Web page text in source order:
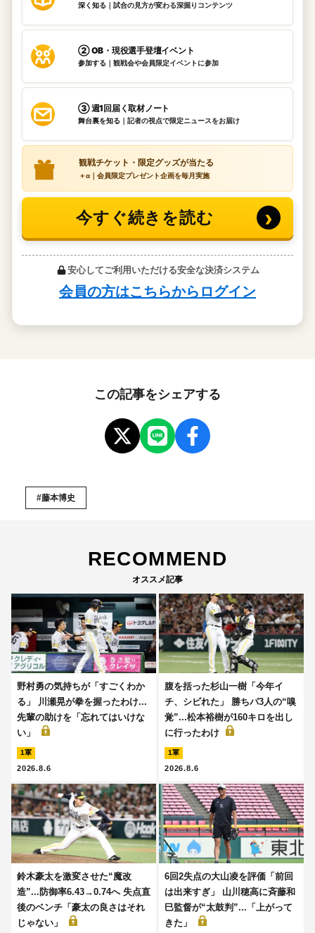
この記事をシェアする
#藤本博史
RECOMMEND
オススメ記事
野村勇の気持ちが「すごくわか
る」 川瀬晃が拳を握ったわけ...
先輩の助けを「忘れてはいけな
い」
1軍
2026.8.6
腹を括った杉山一樹「今年イ
チ、シビれた」 勝ちパ3人の“嗅
覚”...松本裕樹が160キロを出し
に行ったわけ
1軍
2026.8.6
鈴木豪太を激変させた“魔改
造”...防御率6.43→0.74へ 失点直
後のベンチ「豪太の良さはそれ
じゃない」
6回2失点の大山凌を評価「前回
は出来すぎ」 山川穂高に斉藤和
巳監督が“太鼓判”...「上がって
きた」